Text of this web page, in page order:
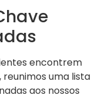
encontrem
uma lista
aos nossos